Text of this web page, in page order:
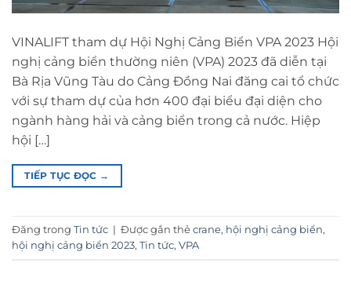
VINALIFT tham dự Hội Nghị Cảng Biển VPA 2023 Hội
nghị cảng biển thường niên (VPA) 2023 đã diễn tại
Bà Rịa Vũng Tàu do Cảng Đồng Nai đăng cai tổ chức
với sự tham dự của hơn 400 đại biểu đại diện cho
ngành hàng hải và cảng biển trong cả nước. Hiệp
hội […]
TIẾP TỤC ĐỌC →
Đăng trong Tin tức | Được gắn thẻ crane, hội nghị cảng biển,
hội nghị cảng biển 2023, Tin tức, VPA